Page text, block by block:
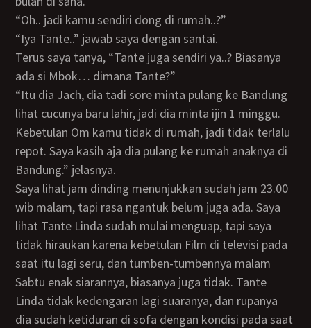
“Oh.. jadi kamu sendiri dong di rumah..?”
“Iya Tante..” jawab saya dengan santai.
Terus saya tanya, “Tante juga sendiri ya..? Biasanya
ada si Mbok… dimana Tante?”
“Itu dia Jach, dia tadi sore minta pulang ke Bandung
lihat cucunya baru lahir, jadi dia minta ijin 1 minggu.
Kebetulan Om kamu tidak di rumah, jadi tidak terlalu
repot. Saya kasih aja dia pulang ke rumah anaknya di
Bandung.” jelasnya.
Saya lihat jam dinding menunjukkan sudah jam 23.00
wib malam, tapi rasa ngantuk belum juga ada. Saya
lihat Tante Linda sudah mulai menguap, tapi saya
tidak hiraukan karena kebetulan Film di televisi pada
saat itu lagi seru, dan tumben-tumbennya malam
Sabtu enak siarannya, biasanya juga tidak. Tante
Linda tidak kedengaran lagi suaranya, dan rupanya
dia sudah ketiduran di sofa dengan kondisi pada saat